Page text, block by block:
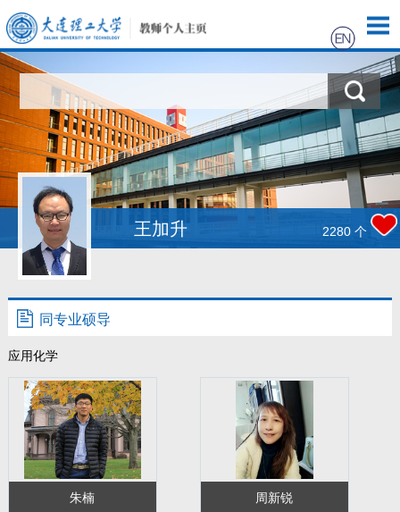
首页
科学研究
招生信息
学生信息
我的相册
教师博客
王加升 2280 个
同专业硕导
应用化学
朱楠 周新锐